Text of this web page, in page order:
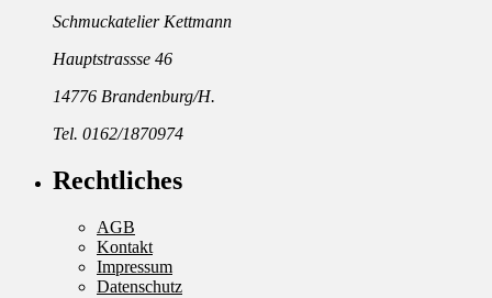
Schmuckatelier Kettmann
Hauptstrassse 46
14776 Brandenburg/H.
Tel. 0162/1870974
Rechtliches
AGB
Kontakt
Impressum
Datenschutz